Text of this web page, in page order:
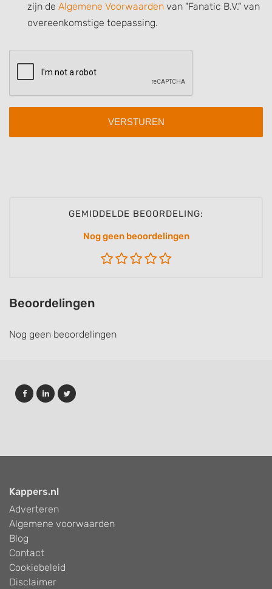
zijn de Algemene Voorwaarden van "Fanatic B.V." van
overeenkomstige toepassing.
GEMIDDELDE BEOORDELING:
Nog geen beoordelingen
Beoordelingen
Nog geen beoordelingen
Kappers.nl
Adverteren
Algemene voorwaarden
Blog
Contact
Cookiebeleid
Disclaimer
Measure advertising performance
or combinations of data from different
sources
Use limited data to select content